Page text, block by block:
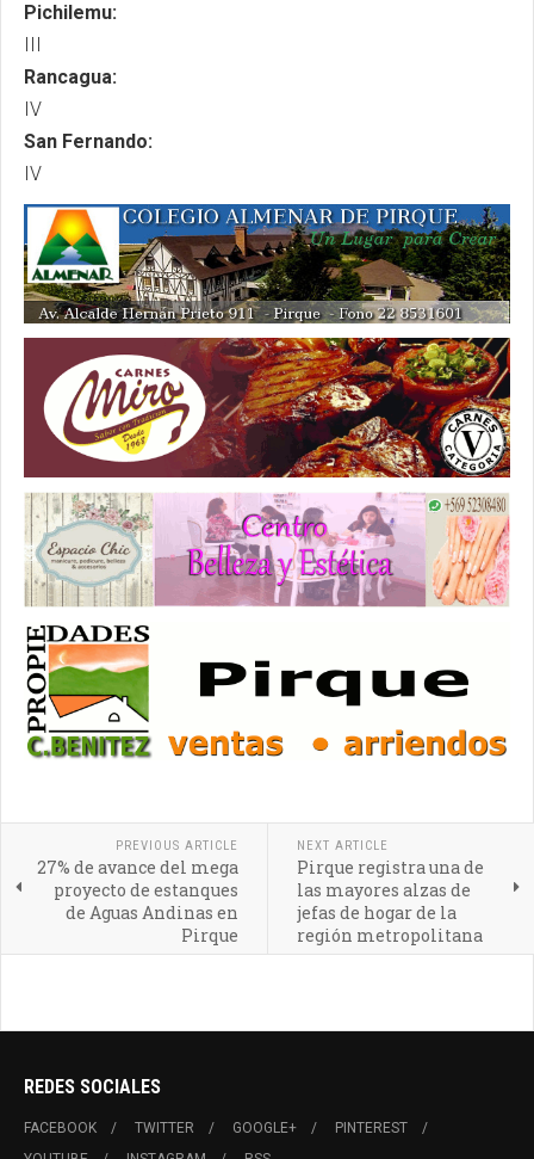
Pichilemu:
III
Rancagua:
IV
San Fernando:
IV
PREVIOUS ARTICLE
27% de avance del mega
proyecto de estanques
de Aguas Andinas en
Pirque
NEXT ARTICLE
Pirque registra una de
las mayores alzas de
jefas de hogar de la
región metropolitana
REDES SOCIALES
FACEBOOK TWITTER GOOGLE+
PINTEREST